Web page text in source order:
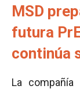
MSD
futura
continúa
La